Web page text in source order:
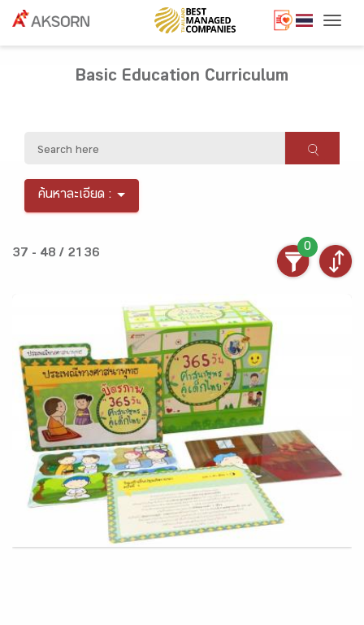
Basic Education Curriculum
ค้นหาละเอียด :
37 - 48 / 2136
0